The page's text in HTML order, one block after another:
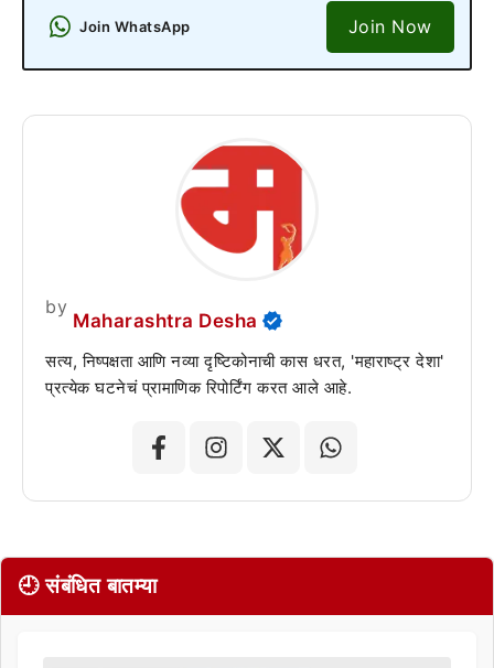
Join WhatsApp Join Now
by
Maharashtra Desha
सत्य, निष्पक्षता आणि नव्या दृष्टिकोनाची कास धरत, 'महाराष्ट्र देशा'
प्रत्येक घटनेचं प्रामाणिक रिपोर्टिंग करत आले आहे.
🕘 संबंधित बातम्या